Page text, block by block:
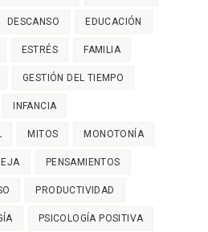
DESCANSO EDUCACIÓN
ESTRÉS FAMILIA
GESTIÓN DEL TIEMPO
INFANCIA
MITOS MONOTONÍA
PENSAMIENTOS
PRODUCTIVIDAD
PSICOLOGÍA POSITIVA